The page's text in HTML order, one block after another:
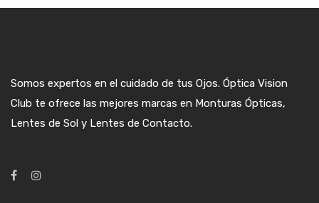
Somos expertos en el cuidado de tus Ojos. Óptica Vision
Club te ofrece las mejores marcas en Monturas Ópticas,
Lentes de Sol y Lentes de Contacto.